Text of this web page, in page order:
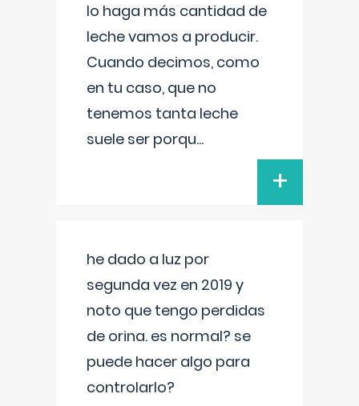
lo haga más cantidad de
leche vamos a producir.
Cuando decimos, como
en tu caso, que no
tenemos tanta leche
suele ser porqu...
+
he dado a luz por
segunda vez en 2019 y
noto que tengo perdidas
de orina. es normal? se
puede hacer algo para
controlarlo?